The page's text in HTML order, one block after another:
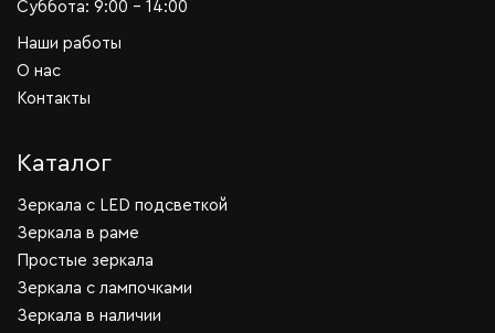
Суббота: 9:00 - 14:00
Наши работы
О нас
Контакты
Каталог
Зеркала c LED подсветкой
Зеркала в раме
Простые зеркала
Зеркала с лампочками
Зеркала в наличии